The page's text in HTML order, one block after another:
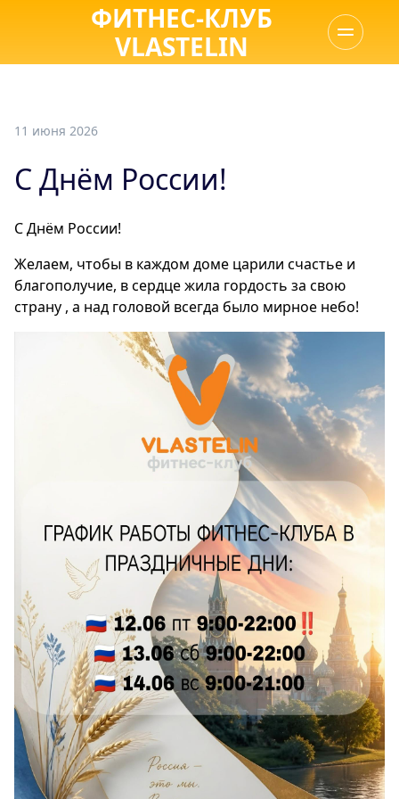
ФИТНЕС-КЛУБ
VLASTELIN
11 июня 2026
С Днём России!
С Днём России!
Желаем, чтобы в каждом доме царили счастье и
благополучие, в сердце жила гордость за свою
страну , а над головой всегда было мирное небо!